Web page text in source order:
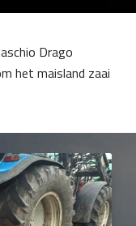
Drago
het maisland zaai